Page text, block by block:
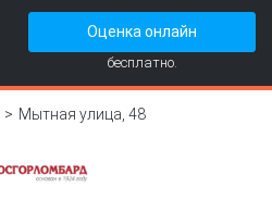
Оценка онлайн
бесплатно.
Мытная улица, 48